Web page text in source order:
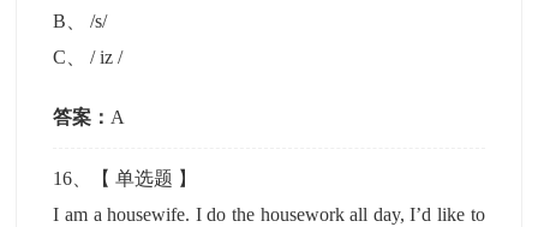
B 、/s/
C 、/ iz /
答案： A
16 、【单选题 】
I am a housewife. I do the housework all day, I’d like to